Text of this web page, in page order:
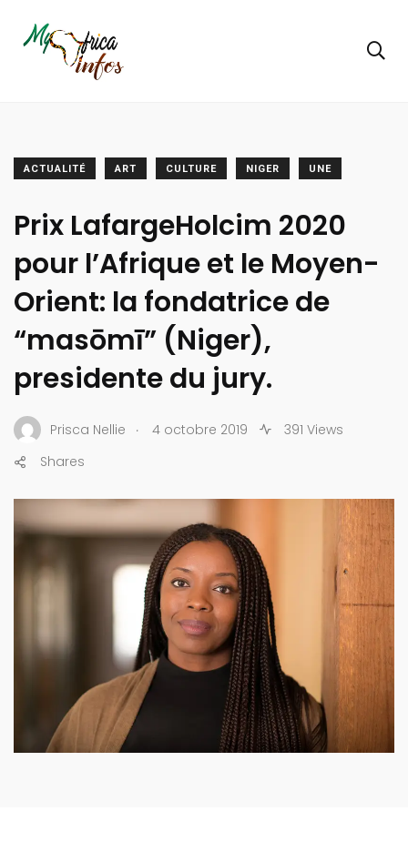
ACTUALITÉ ART CULTURE NIGER UNE
Prix LafargeHolcim 2020
pour l’Afrique et le Moyen-
Orient: la fondatrice de
“masōmī” (Niger),
presidente du jury.
Prisca Nellie . 4 octobre 2019
391 Views
Shares